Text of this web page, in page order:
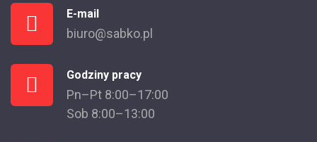
E-mail
biuro@sabko.pl
Godziny pracy
Pn–Pt 8:00–17:00
Sob 8:00–13:00